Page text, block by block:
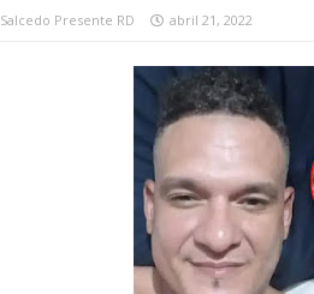
Salcedo Presente RD abril 21, 2022